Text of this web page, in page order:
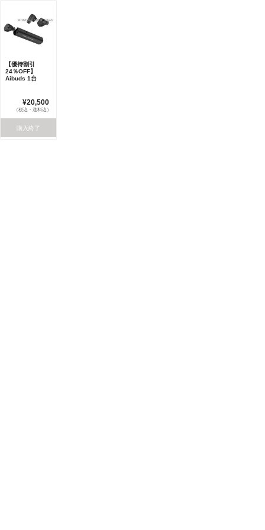
【優待割引
24％OFF】
Aibuds 1台
¥20,500
（税込・送料込）
購入終了